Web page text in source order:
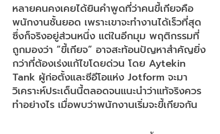
หลายคนคงเคยได้ยินคำพูดที่ว่าคนขี้เกียจคือ
พนักงานชั้นยอด เพราะเขาจะทำงานได้เร็วที่สุด
ซึ่งก็จริงอยู่ส่วนหนึ่ง แต่ในอีกมุม พฤติกรรมที่
ถูกมองว่า “ขี้เกียจ” อาจสะท้อนปัญหาสำคัญยิ่ง
กว่าที่ต้องเร่งแก้ไขโดยด่วน โดย Aytekin
Tank ผู้ก่อตั้งและซีอีโอแห่ง Jotform จะมา
วิเคราะห์ประเด็นนี้ตลอดจนแนะนำว่าแท้จริงควร
ทำอย่างไร เมื่อพบว่าพนักงานเริ่มจะขี้เกียจกัน